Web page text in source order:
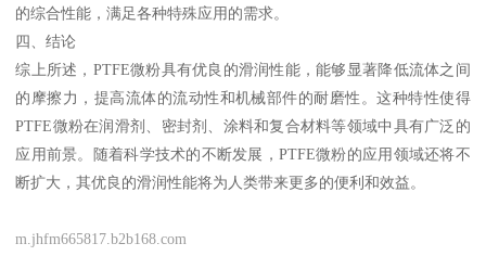
的综合性能，满足各种特殊应用的需求。
四、结论
综上所述，PTFE微粉具有优良的滑润性能，能够显著降低流体之间
的摩擦力，提高流体的流动性和机械部件的耐磨性。这种特性使得
PTFE微粉在润滑剂、密封剂、涂料和复合材料等领域中具有广泛的
应用前景。随着科学技术的不断发展，PTFE微粉的应用领域还将不
断扩大，其优良的滑润性能将为人类带来更多的便利和效益。
m.jhfm665817.b2b168.com